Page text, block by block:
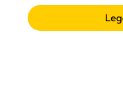
5
stelle.